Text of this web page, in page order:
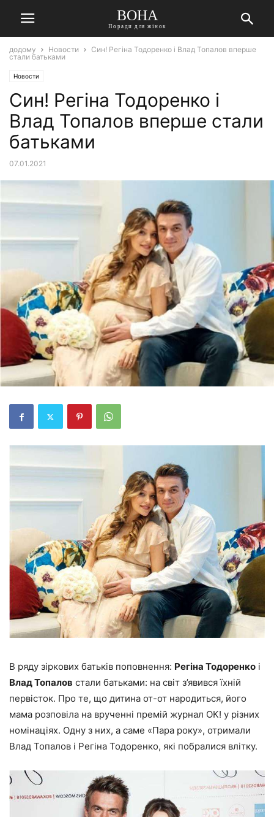
ВОНА
Поради для жінок
додому Новости
Син! Регіна Тодоренко і Влад Топалов вперше
стали батьками
Новости
Син! Регіна Тодоренко і
Влад Топалов вперше стали
батьками
07.01.2021
В ряду зіркових батьків поповнення: Регіна Тодоренко і
Влад Топалов стали батьками: на світ з’явився їхній
первісток. Про те, що дитина от-от народиться, його
мама розповіла на врученні премій журнал ОК! у різних
номінаціях. Одну з них, а саме «Пара року», отримали
Влад Топалов і Регіна Тодоренко, які побралися влітку.